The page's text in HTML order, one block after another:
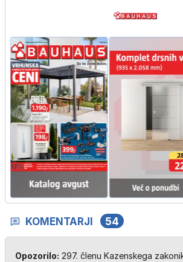
KOMENTARJI 54
Opozorilo: 297. členu Kazenskega